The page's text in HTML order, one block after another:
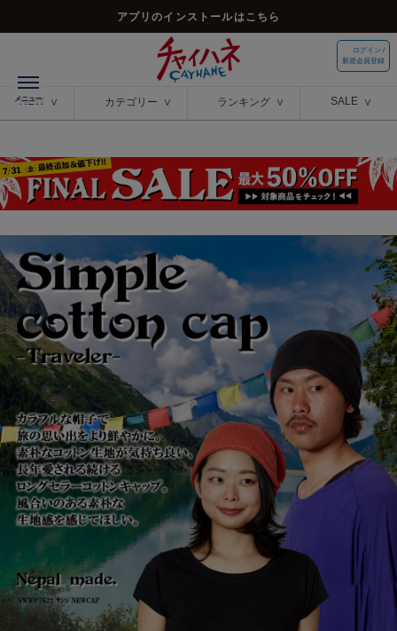
アプリのインストールはこちら
ログイン /
新規会員登録
NEW カテゴリー ランキング SALE